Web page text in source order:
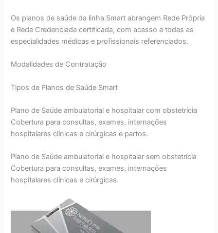
Os planos de saúde da linha Smart abrangem Rede Própria
e Rede Credenciada certificada, com acesso a todas as
especialidades médicas e profissionais referenciados.
Modalidades de Contratação
Tipos de Planos de Saúde Smart
Plano de Saúde ambulatorial e hospitalar com obstetrícia
Cobertura para consultas, exames, internações
hospitalares clínicas e cirúrgicas e partos.
Plano de Saúde ambulatorial e hospitalar sem obstetrícia
Cobertura para consultas, exames, internações
hospitalares clínicas e cirúrgicas.